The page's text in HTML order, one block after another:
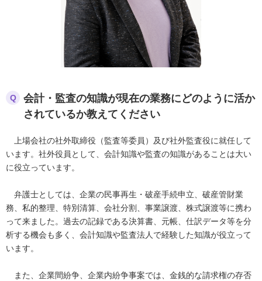
Q
会計・監査の知識が現在の業務にどのように活か
されているか教えてください
上場会社の社外取締役（監査等委員）及び社外監査役に就任して
います。社外役員として、会計知識や監査の知識があることは大い
に役立っています。
弁護士としては、企業の民事再生・破産手続申立、破産管財業
務、私的整理、特別清算、会社分割、事業譲渡、株式譲渡等に携わ
って来ました。過去の記録である決算書、元帳、仕訳データ等を分
析する機会も多く、会計知識や監査法人で経験した知識が役立って
います。
また、企業間紛争、企業内紛争事案では、金銭的な請求権の存否